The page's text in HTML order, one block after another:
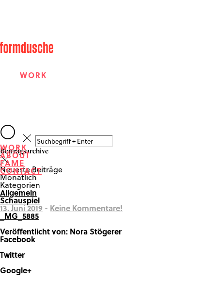
WORK
FAME
CONTACT
WORK
ABOUT
FAME
CONTACT
Beitragsarchive
Neueste Beiträge
Monatlich
Kategorien
Allgemein
Schauspiel
13. Juni 2019 - Keine Kommentare!
_MG_5885
Veröffentlicht von: Nora Stögerer
Facebook
Twitter
Google+
Share on Google+